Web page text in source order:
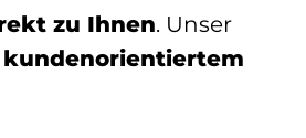
zu Ihnen. Unser
kundenorientiertem